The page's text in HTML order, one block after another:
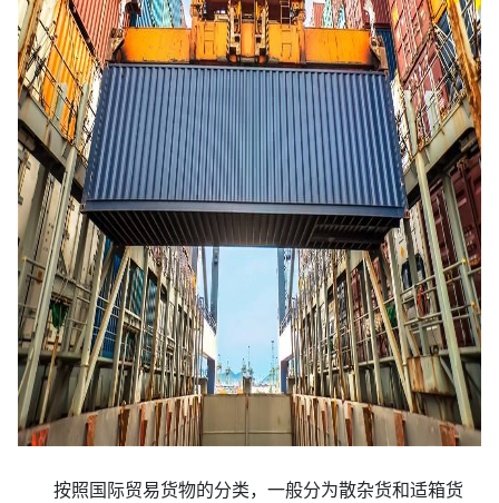
按照国际贸易货物的分类，一般分为散杂货和适箱货